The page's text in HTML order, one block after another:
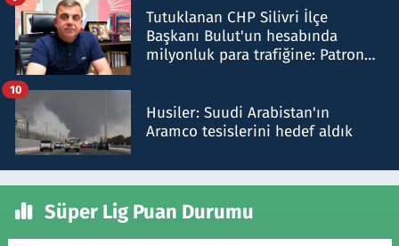
Tutuklanan CHP Silivri İlçe
Başkanı Bulut'un hesabında
milyonluk para trafiğine: Patron
Husiler: Suudi Arabistan'ın
Aramco tesislerini hedef aldık
10
Süper Lig Puan Durumu